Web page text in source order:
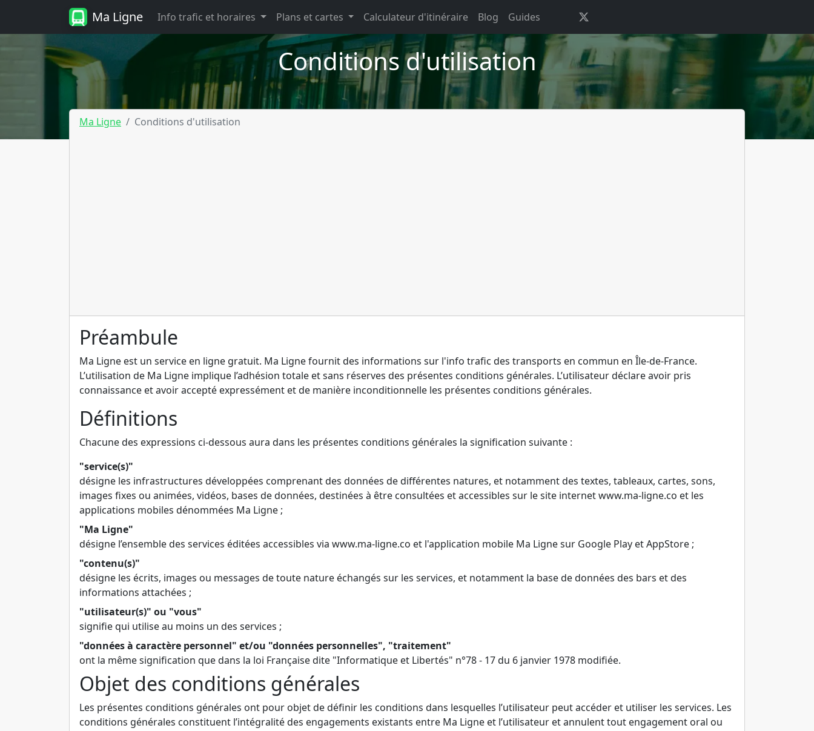
Ma Ligne Info trafic et horaires Plans et cartes Calculateur d'itinéraire Blog Guides
Conditions d'utilisation
Ma Ligne Conditions d'utilisation
Préambule
Ma Ligne est un service en ligne gratuit. Ma Ligne fournit des informations sur l'info trafic des transports en commun en Île-de-France.
L’utilisation de Ma Ligne implique l’adhésion totale et sans réserves des présentes conditions générales. L’utilisateur déclare avoir pris
connaissance et avoir accepté expressément et de manière inconditionnelle les présentes conditions générales.
Définitions
Chacune des expressions ci-dessous aura dans les présentes conditions générales la signification suivante :
"service(s)"
désigne les infrastructures développées comprenant des données de différentes natures, et notamment des textes, tableaux, cartes, sons,
images fixes ou animées, vidéos, bases de données, destinées à être consultées et accessibles sur le site internet www.ma-ligne.co et les
applications mobiles dénommées Ma Ligne ;
"Ma Ligne"
désigne l’ensemble des services éditées accessibles via www.ma-ligne.co et l'application mobile Ma Ligne sur Google Play et AppStore ;
"contenu(s)"
désigne les écrits, images ou messages de toute nature échangés sur les services, et notamment la base de données des bars et des
informations attachées ;
"utilisateur(s)" ou "vous"
signifie qui utilise au moins un des services ;
"données à caractère personnel" et/ou "données personnelles", "traitement"
ont la même signification que dans la loi Française dite "Informatique et Libertés" n°78 - 17 du 6 janvier 1978 modifiée.
Objet des conditions générales
Les présentes conditions générales ont pour objet de définir les conditions dans lesquelles l’utilisateur peut accéder et utiliser les services. Les
conditions générales constituent l’intégralité des engagements existants entre Ma Ligne et l’utilisateur et annulent tout engagement oral ou